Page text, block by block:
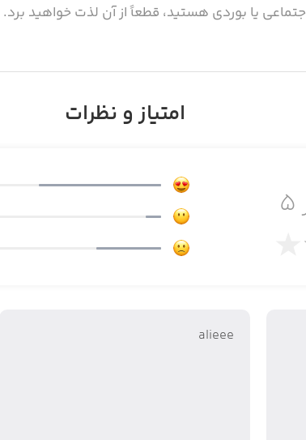
یا بوردی هستید، قطعاً از آن لذت خواهید برد.
و جذابی بازی می‌افزایند
امتیاز و نظرات
alieee